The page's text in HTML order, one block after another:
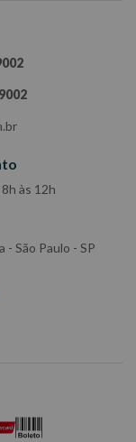
às 12h
São Paulo - SP